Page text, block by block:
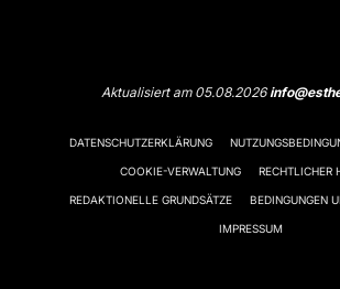
Aktualisiert am 05.08.2026
DATENSCHUTZERKLÄRUNG
COOKIE-VERWALTUNG RECHTLICHER
REDAKTIONELLE GRUNDSÄTZE BEDINGUNGEN
IMPRESSUM